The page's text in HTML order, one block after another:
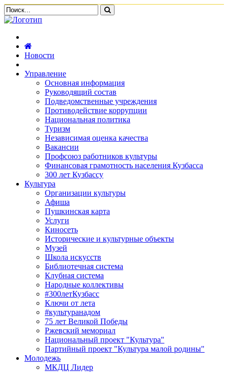
Новости
Управление
Основная информация
Руководящий состав
Подведомственные учреждения
Противодействие коррупции
Национальная политика
Туризм
Независимая оценка качества
Вакансии
Профсоюз работников культуры
Финансовая грамотность населения Кузбасса
300 лет Кузбассу
Культура
Организации культуры
Афиша
Пушкинская карта
Услуги
Киносеть
Исторические и культурные объекты
Музей
Школа искусств
Библиотечная система
Клубная система
Народные коллективы
#300летКузбасс
Ключи от лета
#культуранадом
75 лет Великой Победы
Ржевский мемориал
Национальный проект "Культура"
Партийный проект "Культура малой родины"
Молодежь
МКДЦ Лидер